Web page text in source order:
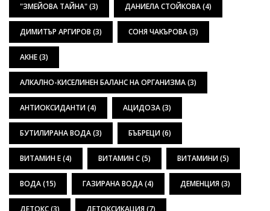
"ЗМЕЙОВА ТАЙНА"(3) ДАНИЕЛА СТОЙКОВА(4)
ДИМИТЪР АРГИРОВ (3) СОНЯ ЧАКЪРОВА(3)
АКНЕ(3)
АЛКАЛНО-КИСЕЛИНЕН БАЛАНС НА ОРГАНИЗМА(3)
АНТИОКСИДАНТИ(4) АЦИДОЗА(3)
БУТИЛИРАНА ВОДА(3) БЪБРЕЦИ(6)
ВИТАМИН Е(4) ВИТАМИН С(5) ВИТАМИНИ(5)
ВОДА(15) ГАЗИРАНА ВОДА(4) ДЕМЕНЦИЯ(3)
ДЕТОКС(3) ДЕТОКСИКАЦИЯ(7)